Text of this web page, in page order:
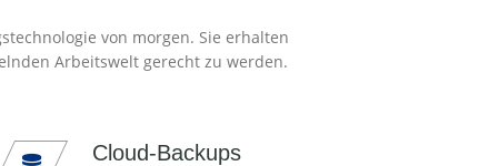
von morgen. Sie erhalten
Arbeitswelt gerecht zu werden.
Cloud-Backups